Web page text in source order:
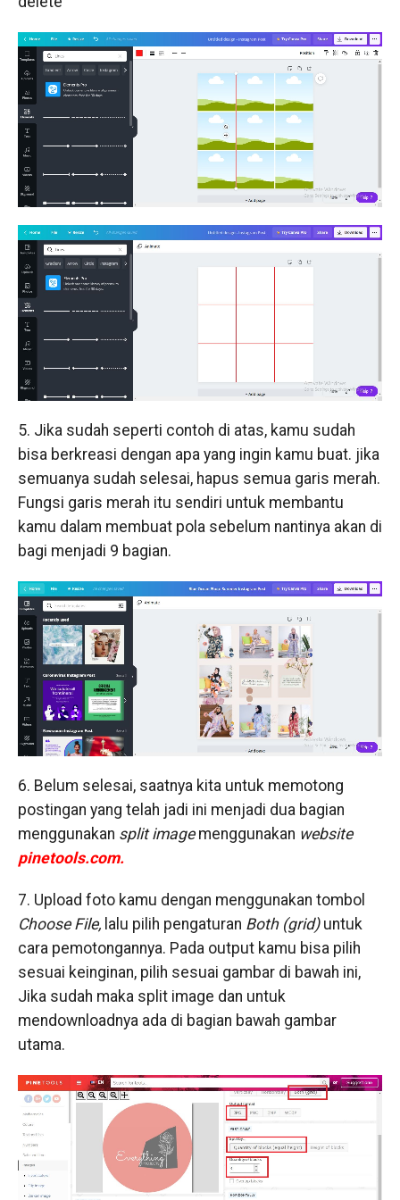
5. Jika sudah seperti contoh di atas, kamu sudah
bisa berkreasi dengan apa yang ingin kamu buat. jika
semuanya sudah selesai, hapus semua garis merah.
Fungsi garis merah itu sendiri untuk membantu
kamu dalam membuat pola sebelum nantinya akan di
bagi menjadi 9 bagian.
6. Belum selesai, saatnya kita untuk memotong
postingan yang telah jadi ini menjadi dua bagian
menggunakan split image menggunakan website
pinetools.com.
7. Upload foto kamu dengan menggunakan tombol
Choose File, lalu pilih pengaturan Both (grid) untuk
cara pemotongannya. Pada output kamu bisa pilih
sesuai keinginan, pilih sesuai gambar di bawah ini,
Jika sudah maka split image dan untuk
mendownloadnya ada di bagian bawah gambar
utama.